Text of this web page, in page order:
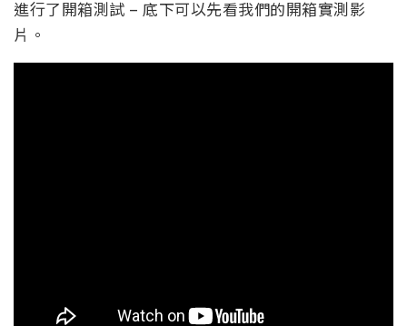
進行了開箱測試 – 底下可以先看我們的開箱實測影
片。